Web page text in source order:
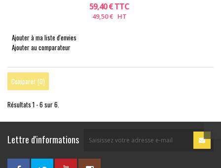
59,40 € TTC
49,50 € HT
Ajouter à ma liste d'envies
Ajouter au comparateur
Comparer (0)
Résultats 1 - 6 sur 6.
Lettre d'informations